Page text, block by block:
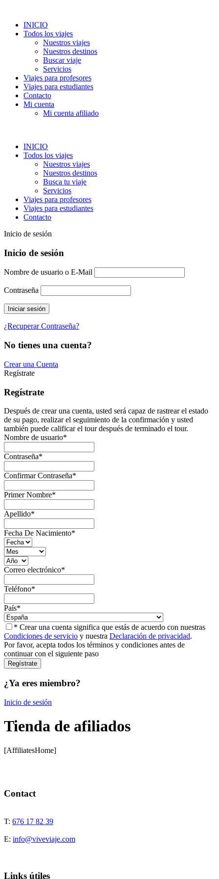
INICIO
Todos los viajes
Nuestros viajes
Nuestros destinos
Buscar viaje
Servicios
Viajes para profesores
Viajes para estudiantes
Contacto
Mi cuenta
Mi cuenta afiliado
INICIO
Todos los viajes
Nuestros viajes
Nuestros destinos
Busca tu viaje
Servicios
Viajes para profesores
Viajes para estudiantes
Contacto
Inicio de sesión
Inicio de sesión
Nombre de usuario o E-Mail
Contraseña
¿Recuperar Contraseña?
No tienes una cuenta?
Crear una Cuenta
Regístrate
Regístrate
Después de crear una cuenta, usted será capaz de rastrear el estado
de su pago, realizar el seguimiento de la confirmación y usted
también puede calificar el tour después de terminado el tour.
Nombre de usuario*
Contraseña*
Confirmar Contraseña*
Primer Nombre*
Apellido*
Fecha De Nacimiento*
Correo electrónico*
Teléfono*
País*
* Crear una cuenta significa que estás de acuerdo con nuestras
Condiciones de servicio y nuestra Declaración de privacidad.
Por favor, acepta todos los términos y condiciones antes de
continuar con el siguiente paso
¿Ya eres miembro?
Inicio de sesión
Tienda de afiliados
[AffiliatesHome]
Contact
T: 676 17 82 39
E: info@viveviaje.com
Links útiles